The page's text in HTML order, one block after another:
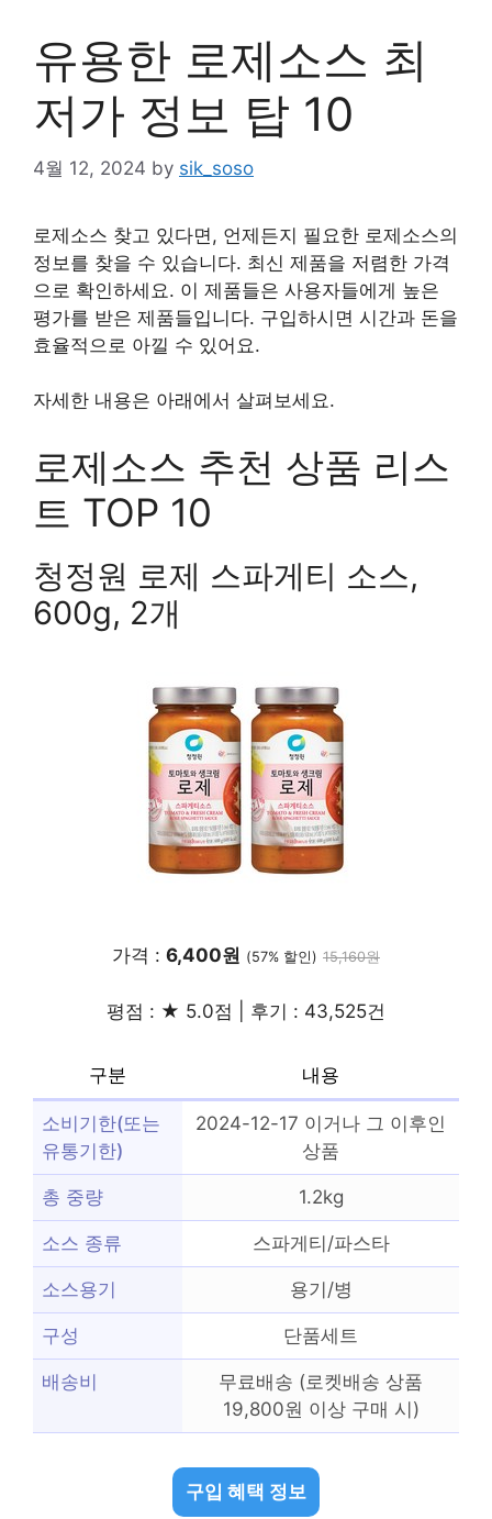
유용한 로제소스 최
저가 정보 탑 10
4월 12, 2024 by sik_soso
로제소스 찾고 있다면, 언제든지 필요한 로제소스의
정보를 찾을 수 있습니다. 최신 제품을 저렴한 가격
으로 확인하세요. 이 제품들은 사용자들에게 높은
평가를 받은 제품들입니다. 구입하시면 시간과 돈을
효율적으로 아낄 수 있어요.
자세한 내용은 아래에서 살펴보세요.
로제소스 추천 상품 리스
트 TOP 10
청정원 로제 스파게티 소스,
600g, 2개
가격 : 6,400원 (57% 할인) 15,160원
평점 : ★ 5.0점 | 후기 : 43,525건
구분 내용
소비기한(또는
유통기한)
2024-12-17 이거나 그 이후인
상품
총 중량 1.2kg
소스 종류 스파게티/파스타
소스용기 용기/병
구성 단품세트
배송비
무료배송 (로켓배송 상품
19,800원 이상 구매 시)
구입 혜택 정보